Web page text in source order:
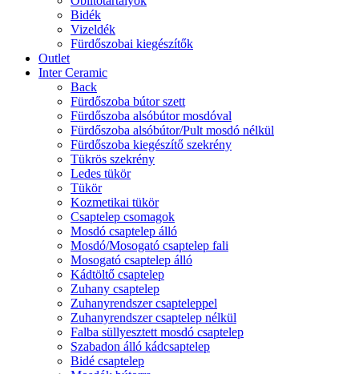
Bidék
Vizeldék
Fürdőszobai kiegészítők
Outlet
Inter Ceramic
Back
Fürdőszoba bútor szett
Fürdőszoba alsóbútor mosdóval
Fürdőszoba alsóbútor/Pult mosdó nélkül
Fürdőszoba kiegészítő szekrény
Tükrös szekrény
Ledes tükör
Tükör
Kozmetikai tükör
Csaptelep csomagok
Mosdó csaptelep álló
Mosdó/Mosogató csaptelep fali
Mosogató csaptelep álló
Kádtöltő csaptelep
Zuhany csaptelep
Zuhanyrendszer csapteleppel
Zuhanyrendszer csaptelep nélkül
Falba süllyesztett mosdó csaptelep
Szabadon álló kádcsaptelep
Bidé csaptelep